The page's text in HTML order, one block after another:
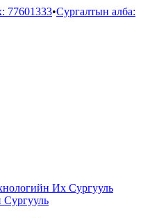
: 77601333•Сургалтын алба:
Их Сургууль